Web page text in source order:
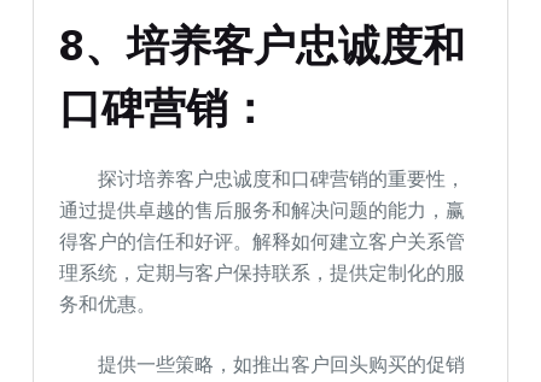
8、培养客户忠诚度和
口碑营销：
探讨培养客户忠诚度和口碑营销的重要性，
通过提供卓越的售后服务和解决问题的能力，赢
得客户的信任和好评。解释如何建立客户关系管
理系统，定期与客户保持联系，提供定制化的服
务和优惠。
提供一些策略，如推出客户回头购买的促销